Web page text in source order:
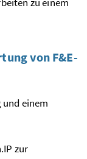
von F&E-
einem
zur